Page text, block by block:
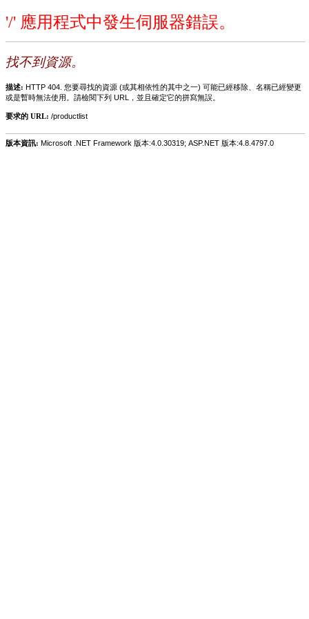
'/' 應用程式中發生伺服器錯誤。
找不到資源。
描述: HTTP 404. 您要尋找的資源 (或其相依性的其中之一) 可能已經移除、名稱已經變更
或是暫時無法使用。請檢閱下列 URL，並且確定它的拼寫無誤。
要求的 URL: /productlist
版本資訊: Microsoft .NET Framework 版本:4.0.30319; ASP.NET 版本:4.8.4797.0